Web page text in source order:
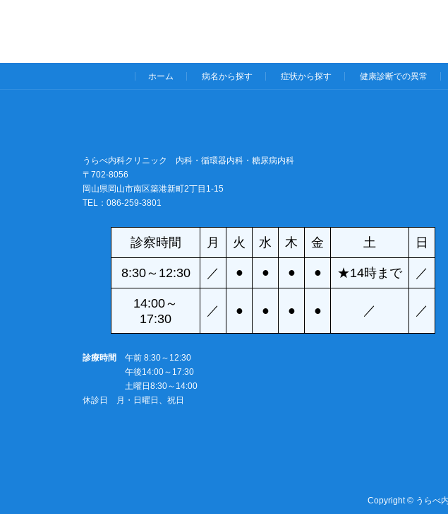
ホーム 病名から探す 症状から探す 健康診断での異常
うらべ内科クリニック 内科・循環器内科・糖尿病内科
〒702-8056
岡山県岡山市南区築港新町2丁目1-15
TEL：086-259-3801
診察時間 月 火 水 木 金 土 日
8:30～12:30 ／ ● ● ● ● ★14時まで ／
14:00～
17:30
／ ● ● ● ● ／ ／
診療時間 午前 8:30～12:30
午後14:00～17:30
土曜日8:30～14:00
休診日 月・日曜日、祝日
Copyright © うらべ